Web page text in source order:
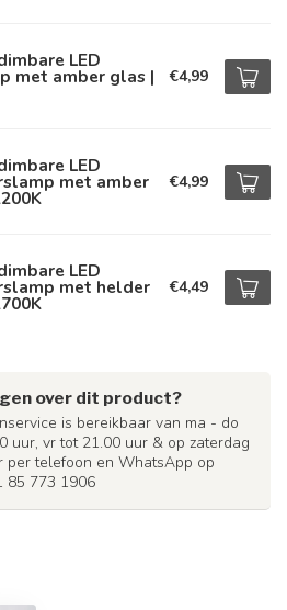
LED
met amber glas | €4,99
LED
met amber €4,99
LED
met helder €4,49
over dit product?
is bereikbaar van ma - do
uur, vr tot 21.00 uur & op zaterdag
per telefoon en WhatsApp op
85 773 1906